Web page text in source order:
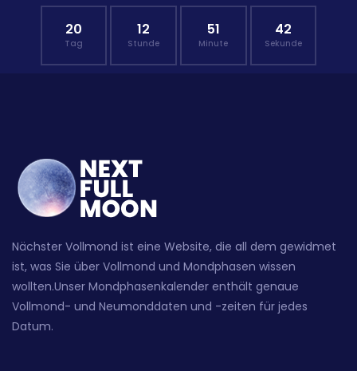
20
Tag
12
Stunde
51
Minute
41
Sekunde
Nächster Vollmond ist eine Website, die all dem gewidmet
ist, was Sie über Vollmond und Mondphasen wissen
wollten.Unser Mondphasenkalender enthält genaue
Vollmond- und Neumonddaten und -zeiten für jedes
Datum.